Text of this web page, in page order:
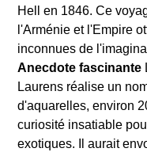
Hell en 1846. Ce
l'Arménie et l'Empire
inconnues de
Anecdote fascinante
Laurens réalise un
d'aquarelles, environ
curiosité insatiable
exotiques. Il aurait